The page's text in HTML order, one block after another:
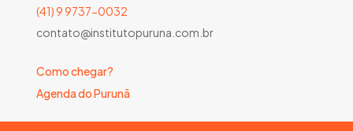
(41) 9 9737-0032
contato@institutopuruna.com.br
Como chegar?
Agenda do Purunã